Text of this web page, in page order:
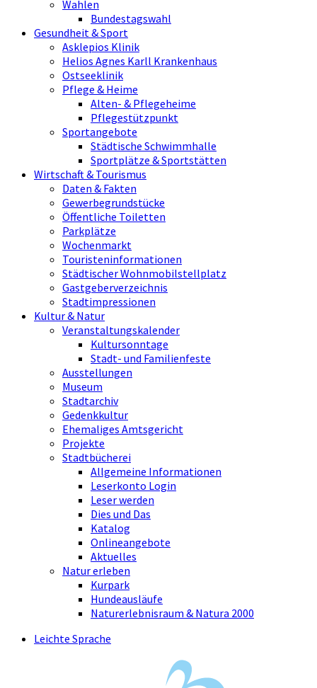
Wahlen
Bundestagswahl
Gesundheit & Sport
Asklepios Klinik
Helios Agnes Karll Krankenhaus
Ostseeklinik
Pflege & Heime
Alten- & Pflegeheime
Pflegestützpunkt
Sportangebote
Städtische Schwimmhalle
Sportplätze & Sportstätten
Wirtschaft & Tourismus
Daten & Fakten
Gewerbegrundstücke
Öffentliche Toiletten
Parkplätze
Wochenmarkt
Touristeninformationen
Städtischer Wohnmobilstellplatz
Gastgeberverzeichnis
Stadtimpressionen
Kultur & Natur
Veranstaltungskalender
Kultursonntage
Stadt- und Familienfeste
Ausstellungen
Museum
Stadtarchiv
Gedenkkultur
Ehemaliges Amtsgericht
Projekte
Stadtbücherei
Allgemeine Informationen
Leserkonto Login
Leser werden
Dies und Das
Katalog
Onlineangebote
Aktuelles
Natur erleben
Kurpark
Hundeausläufe
Naturerlebnisraum & Natura 2000
Leichte Sprache